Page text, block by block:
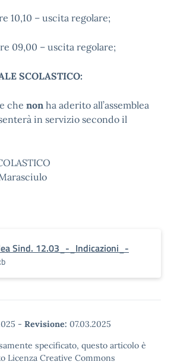
10,10 – uscita regolare;
09,00 – uscita regolare;
SCOLASTICO:
che non ha aderito all’assemblea
in servizio secondo il
Sind. 12.03_-_Indicazioni_-
- Revisione: 07.03.2025
specificato, questo articolo è
Licenza Creative Commons